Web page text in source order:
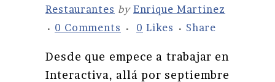
Restaurantes by Enrique Martinez
0 Comments
0 Likes Share
Desde que empece a trabajar en
Interactiva, allá por septiembre